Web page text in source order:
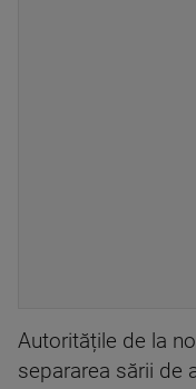
Autoritățile de la
separarea sării de